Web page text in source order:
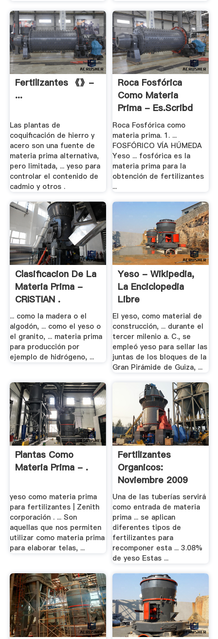
Fertilizantes 《》-
...
Las plantas de
coquificación de hierro y
acero son una fuente de
materia prima alternativa,
pero limitada, ... yeso para
controlar el contenido de
cadmio y otros .
Roca Fosfórica
Como Materia
Prima - Es.scribd
Roca Fosfórica como
materia prima. 1. ...
FOSFÓRICO VÍA HÚMEDA
Yeso ... fosfórica es la
materia prima para la
obtención de fertilizantes
...
Clasificacion De La
Materia Prima -
CRISTIAN .
... como la madera o el
algodón, ... como el yeso o
el granito, ... materia prima
para producción por
ejemplo de hidrógeno, ...
Yeso - Wikipedia,
La Enciclopedia
Libre
El yeso, como material de
construcción, ... durante el
tercer milenio a. C., se
empleó yeso para sellar las
juntas de los bloques de la
Gran Pirámide de Guiza, ...
Plantas Como
Materia Prima - .
yeso como materia prima
para fertilizantes | Zenith
corporación . ... Son
aquellas que nos permiten
utilizar como materia prima
para elaborar telas, ...
Fertilizantes
Organicos:
Noviembre 2009
Una de las tuberías servirá
como entrada de materia
prima ... se aplican
diferentes tipos de
fertilizantes para
recomponer esta ... 3.08%
de yeso Estas ...